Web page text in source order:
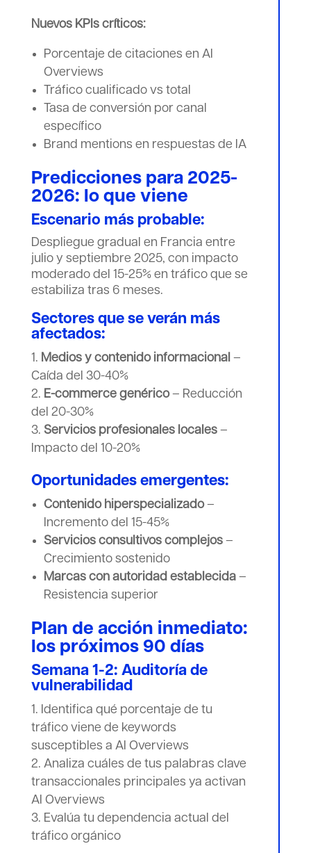
Nuevos KPIs críticos:
Porcentaje de citaciones en AI
Overviews
Tráfico cualificado vs total
Tasa de conversión por canal
específico
Brand mentions en respuestas de IA
Predicciones para 2025-
2026: lo que viene
Escenario más probable:
Despliegue gradual en Francia entre
julio y septiembre 2025, con impacto
moderado del 15-25% en tráfico que se
estabiliza tras 6 meses.
Sectores que se verán más
afectados:
Medios y contenido informacional –
Caída del 30-40%
E-commerce genérico– Reducción
del 20-30%
Servicios profesionales locales–
Impacto del 10-20%
Oportunidades emergentes:
Contenido hiperspecializado–
Incremento del 15-45%
Servicios consultivos complejos–
Crecimiento sostenido
Marcas con autoridad establecida–
Resistencia superior
Plan de acción inmediato:
los próximos 90 días
Semana 1-2: Auditoría de
vulnerabilidad
Identifica qué porcentaje de tu
tráfico viene de keywords
susceptibles a AI Overviews
Analiza cuáles de tus palabras clave
transaccionales principales ya activan
AI Overviews
Evalúa tu dependencia actual del
tráfico orgánico